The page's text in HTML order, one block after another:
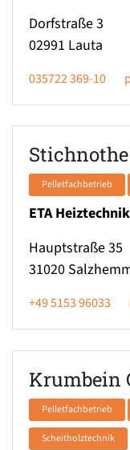
Dorfstraße 3
02991 Lauta
035722 369-10
Pelletfachbetrieb
ETA Heiztechnik
Hauptstraße 35
31020
+49 5153 96033
Krumbein
Pelletfachbetrieb
Scheitholztechnik